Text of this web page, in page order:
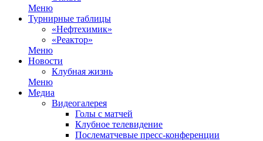
Меню
Турнирные таблицы
«Нефтехимик»
«Реактор»
Меню
Новости
Клубная жизнь
Меню
Медиа
Видеогалерея
Голы с матчей
Клубное телевидение
Послематчевые пресс-конференции